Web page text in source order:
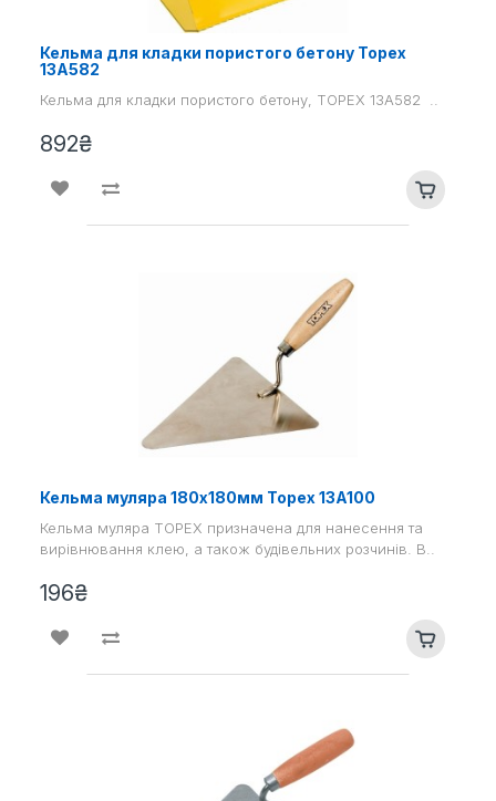
Кельма для кладки пористого бетону Topex
13A582
Кельма для кладки пористого бетону, TOPEX 13A582 ..
892₴
Кельма муляра 180х180мм Topex 13A100
Кельма муляра TOPEX призначена для нанесення та
вирівнювання клею, а також будівельних розчинів. В..
196₴